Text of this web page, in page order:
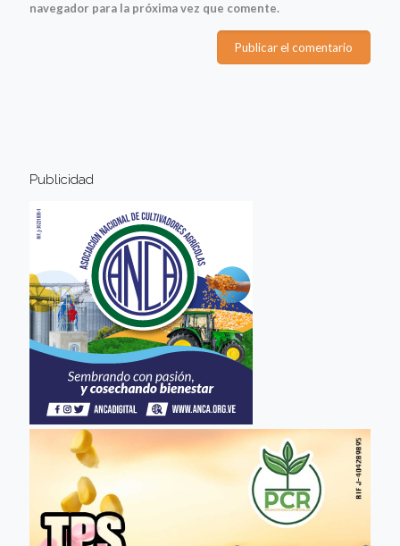
navegador para la próxima vez que comente.
Publicidad